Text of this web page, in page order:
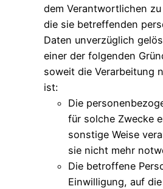
dem Verantwortlichen
die sie betreffenden
Daten unverzüglich
einer der folgenden
soweit die Verarbeitung
ist:
Die
für solche Zwecke
sonstige Weise
sie nicht mehr
Die betroffene
Einwilligung, auf